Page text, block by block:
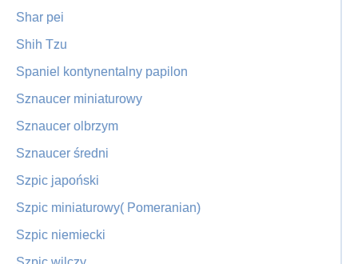
Shar pei
Shih Tzu
Spaniel kontynentalny papilon
Sznaucer miniaturowy
Sznaucer olbrzym
Sznaucer średni
Szpic japoński
Szpic miniaturowy( Pomeranian)
Szpic niemiecki